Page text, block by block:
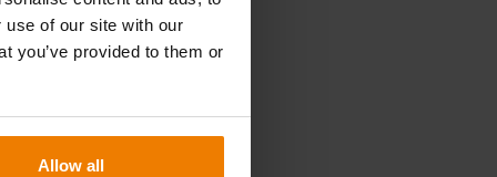
use of our site with our
you’ve provided to them or
Allow all